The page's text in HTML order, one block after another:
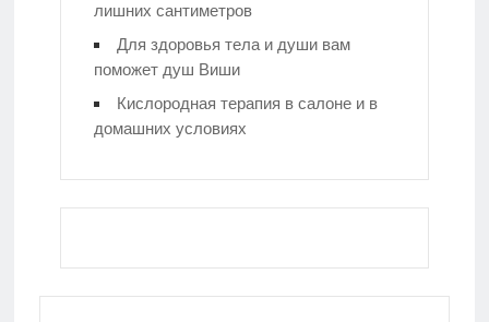
лишних сантиметров
Для здоровья тела и души вам
поможет душ Виши
Кислородная терапия в салоне и в
домашних условиях